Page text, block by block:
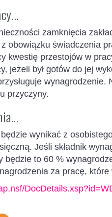
zamknięcia
obowiązku świadczenia
kwestię przestojów w
jeżeli był gotów do jej
przyczyny.
wynikać z
Jeśli składnik
będzie to 60 %
za pracę, które